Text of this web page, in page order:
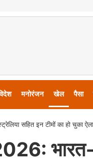
मनोरंजन खेल पैसा
सहित इन टीमों का हो चुका
भारत-